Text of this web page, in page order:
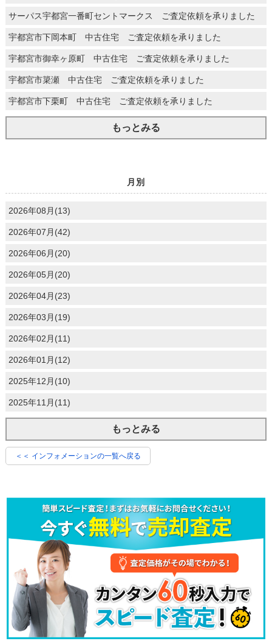
サーパス宇都宮一番町セントマークス ご査定依頼を承りました
宇都宮市下岡本町 中古住宅 ご査定依頼を承りました
宇都宮市御幸ヶ原町 中古住宅 ご査定依頼を承りました
宇都宮市簗瀬 中古住宅 ご査定依頼を承りました
宇都宮市下栗町 中古住宅 ご査定依頼を承りました
もっとみる
月別
2026年08月(13)
2026年07月(42)
2026年06月(20)
2026年05月(20)
2026年04月(23)
2026年03月(19)
2026年02月(11)
2026年01月(12)
2025年12月(10)
2025年11月(11)
もっとみる
＜＜ インフォメーションの一覧へ戻る